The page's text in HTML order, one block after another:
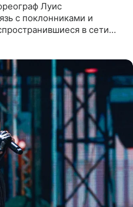
Луис
с поклонниками и
в сети